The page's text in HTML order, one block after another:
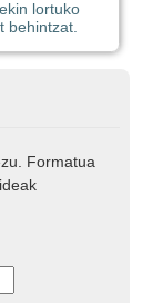
lortuko
behintzat.
Formatua